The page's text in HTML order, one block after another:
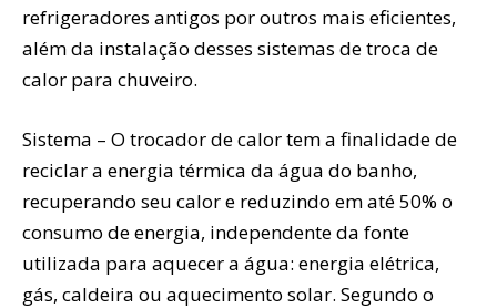
refrigeradores antigos por outros mais eficientes,
além da instalação desses sistemas de troca de
calor para chuveiro.
Sistema – O trocador de calor tem a finalidade de
reciclar a energia térmica da água do banho,
recuperando seu calor e reduzindo em até 50% o
consumo de energia, independente da fonte
utilizada para aquecer a água: energia elétrica,
gás, caldeira ou aquecimento solar. Segundo o